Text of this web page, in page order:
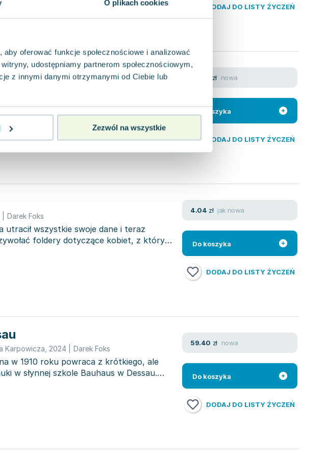
O plikach cookies
oferować funkcje społecznościowe i analizować
udostępniamy partnerom społecznościowym,
z innymi danymi otrzymanymi od Ciebie lub
Zezwól na wszystkie
DODAJ DO LISTY ŻYCZEŃ
Foks Zbigniew Libera
są tematy tajemniczych symboli i potrzeby
alternatywnych sposobów istnienia w
zł nowa
Do koszyka
DODAJ DO LISTY ŻYCZEŃ
Darek Foks
utracił wszystkie swoje dane i teraz
foldery dotyczące kobiet, z którymi
4.04 zł jak nowa
Do koszyka
DODAJ DO LISTY ŻYCZEŃ
Karpowicza 2024 Darek Foks
w 1910 roku powraca z krótkiego, ale
w słynnej szkole Bauhaus w Dessau.
59.40 zł nowa
Do koszyka
DODAJ DO LISTY ŻYCZEŃ